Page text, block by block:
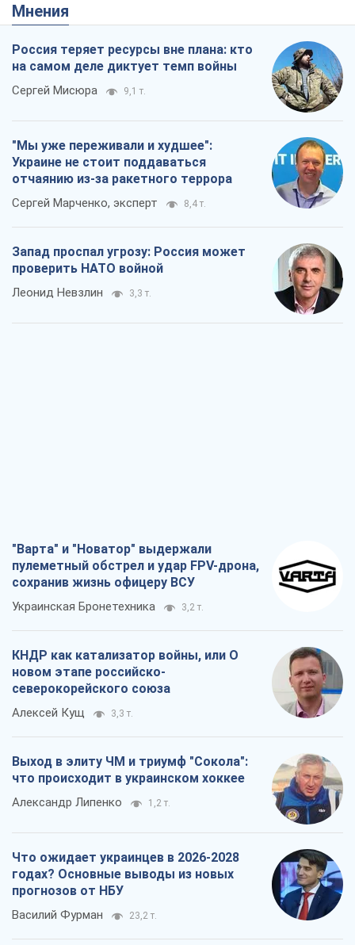
Мнения
Россия теряет ресурсы вне плана: кто
на самом деле диктует темп войны
Сергей Мисюра 9,1 т.
"Мы уже переживали и худшее":
Украине не стоит поддаваться
отчаянию из-за ракетного террора
Сергей Марченко, эксперт 8,4 т.
Запад проспал угрозу: Россия может
проверить НАТО войной
Леонид Невзлин 3,3 т.
"Варта" и "Новатор" выдержали
пулеметный обстрел и удар FPV-дрона,
сохранив жизнь офицеру ВСУ
Украинская Бронетехника 3,2 т.
КНДР как катализатор войны, или О
новом этапе российско-
северокорейского союза
Алексей Кущ 3,3 т.
Выход в элиту ЧМ и триумф "Сокола":
что происходит в украинском хоккее
Александр Липенко 1,2 т.
Что ожидает украинцев в 2026-2028
годах? Основные выводы из новых
прогнозов от НБУ
Василий Фурман 23,2 т.